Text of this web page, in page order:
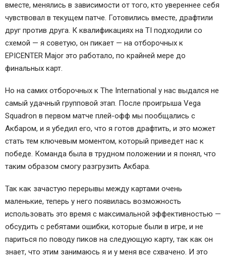
вместе, менялись в зависимости от того, кто увереннее себя
чувствовал в текущем патче. Готовились вместе, драфтили
друг против друга. К квалификациях на TI подходили со
схемой — я советую, он пикает — на отборочных к
EPICENTER Major это работало, по крайней мере до
финальных карт.
Но на самих отборочных к The International у нас выдался не
самый удачный групповой этап. После проигрыша Vega
Squadron в первом матче плей-офф мы пообщались с
Акбаром, и я убедил его, что я готов драфтить, и это может
стать тем ключевым моментом, который приведет нас к
победе. Команда была в трудном положении и я понял, что
таким образом смогу разгрузить Акбара.
Так как зачастую перерывы между картами очень
маленькие, теперь у него появилась возможность
использовать это время с максимальной эффективностью —
обсудить с ребятами ошибки, которые были в игре, и не
париться по поводу пиков на следующую карту, так как он
знает, что этим занимаюсь я и у меня все схвачено. И это